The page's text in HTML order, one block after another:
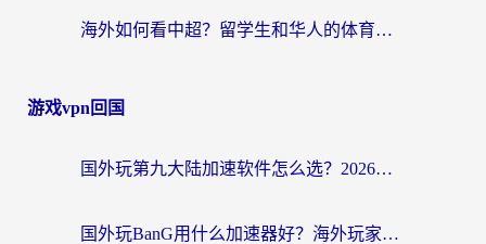
海外如何看中超？留学生和华人的体育赛事观看终极指南（附欧洲杯奥运会观看技巧）
游戏vpn回国
国外玩第九大陆加速软件怎么选？2026终极指南帮你告别延迟卡顿
国外玩BanG用什么加速器好？海外玩家亲测的国服游戏加速终极方案